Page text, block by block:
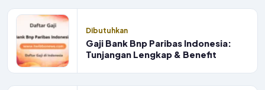
Dibutuhkan
Gaji Bank Bnp Paribas Indonesia:
Tunjangan Lengkap & Benefit